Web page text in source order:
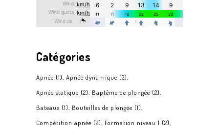
Catégories
Apnée (1) Apnée dynamique (2)
Apnée statique (2) Baptême de plongée (2)
Bateaux (1) Bouteilles de plongée (1)
Compétition apnée (2) Formation niveau 1 (2)